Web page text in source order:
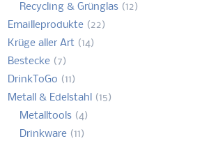
Recycling & Grünglas (12)
Emailleprodukte (22)
Krüge aller Art (14)
Bestecke (7)
DrinkToGo (11)
Metall & Edelstahl (15)
Metalltools (4)
Drinkware (11)